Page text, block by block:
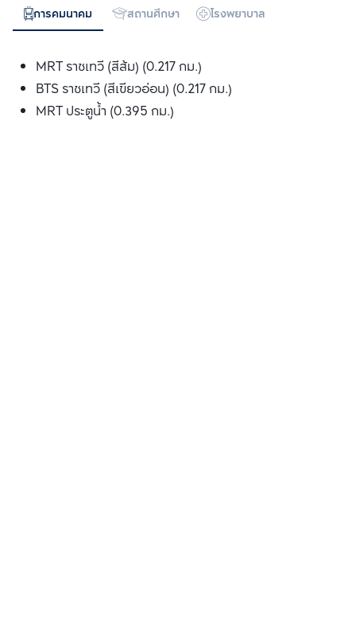
การคมนาคม สถานศึกษา โรงพยาบาล
MRT ราชเทวี (สีส้ม) (0.217 กม.)
BTS ราชเทวี (สีเขียวอ่อน) (0.217 กม.)
MRT ประตูน้ำ (0.395 กม.)